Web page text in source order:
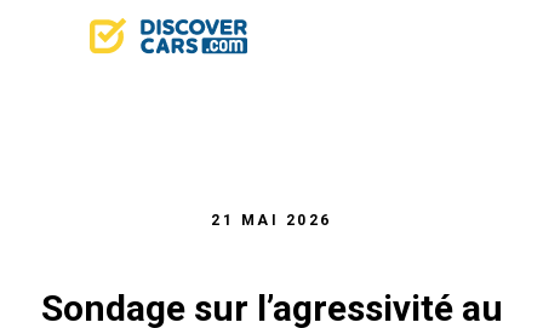
21 MAI 2026
Sondage sur l’agressivité au